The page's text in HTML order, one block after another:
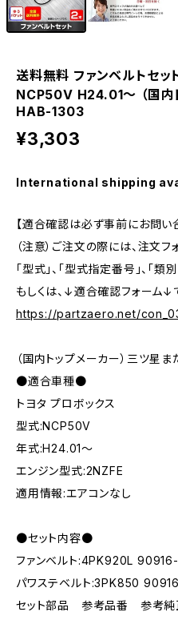
送料無料 ファンベルトセッ
NCP50V H24.01～ （国内
HAB-1303
¥3,303
International shipping
【適合確認は必ず事前にお問い
（注意）ご注文の際には、注文フ
「型式」、「型式指定番号」、「
もしくは、↓適合確認フォーム↓
https://partzaero.net/
（国内トップメーカー）三ツ星
●適合車種●
トヨタ プロボックス
型式:NCP50V
年式:H24.01～
エンジン型式:2NZFE
適用情報:エアコンなし
●セット内容●
ファンベルト:4PK920L
パワステベルト:3PK850
セット部品 参考品番 参考純